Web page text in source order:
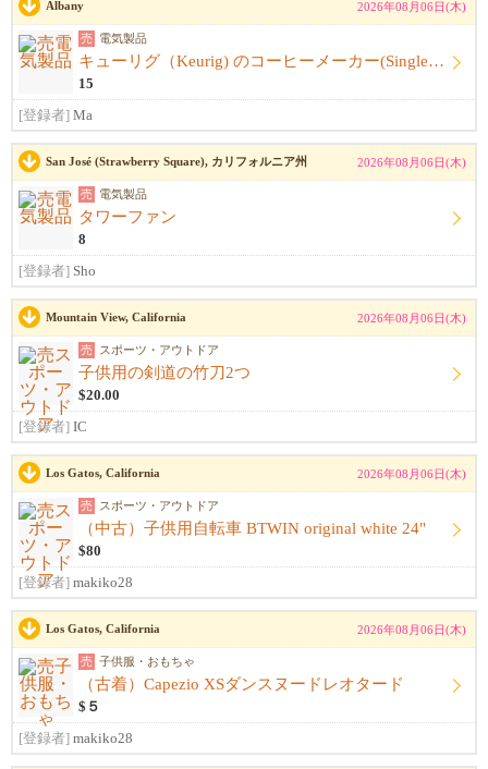
Albany 2026年08月06日(木)
売 電気製品
キューリグ（Keurig) のコーヒーメーカー(Single Serve Coffee) Maker
15
[登録者] Ma
San José (Strawberry Square), カリフォルニア州 2026年08月06日(木)
売 電気製品
タワーファン
8
[登録者] Sho
Mountain View, California 2026年08月06日(木)
売 スポーツ・アウトドア
子供用の剣道の竹刀2つ
$20.00
[登録者] IC
Los Gatos, California 2026年08月06日(木)
売 スポーツ・アウトドア
（中古）子供用自転車 BTWIN original white 24"
$80
[登録者] makiko28
Los Gatos, California 2026年08月06日(木)
売 子供服・おもちゃ
（古着）Capezio XSダンスヌードレオタード
$５
[登録者] makiko28